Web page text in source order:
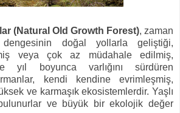
(Natural Old Growth Forest), zaman
doğal yollarla geliştiği,
veya çok az müdahale edilmiş,
yıl boyunca varlığını sürdüren
kendi kendine evrimleşmiş,
ve karmaşık ekosistemlerdir. Yaşlı
ve büyük bir ekolojik değer